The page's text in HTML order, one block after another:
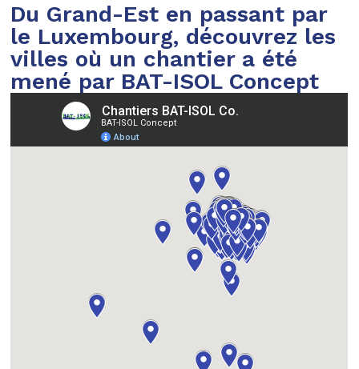
Du Grand-Est en passant par
le Luxembourg, découvrez les
villes où un chantier a été
mené par BAT-ISOL Concept